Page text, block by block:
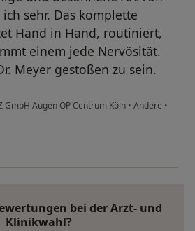
sehr. Das komplette
Hand in Hand, routiniert,
einem jede Nervösität.
Meyer gestoßen zu sein.
GmbH Augen OP Centrum Köln • Andere •
bei der Arzt- und
Klinikwahl?